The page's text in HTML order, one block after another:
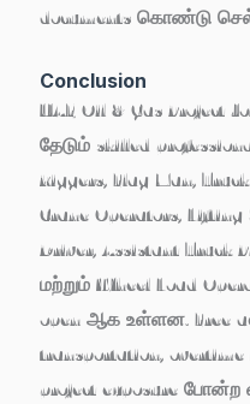
documents கொண்டு
Conclusion
UAE Oil & Gas Project
தேடும் skilled
Riggers, Flag Man,
Crane Operators, Lifting
Driver, Assistant Truck
மற்றும் Wheel Load
open ஆக உள்ளன. Free
transportation,
project exposure